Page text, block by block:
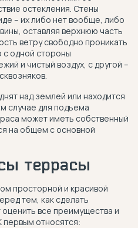
остекления. Стены
– их либо нет вообще, либо
оставляя верхнюю часть
ветру свободно проникать
с одной стороны
и чистый воздух, с другой –
над землей или находится
случае для подъема
может иметь собственный
на общем с основной
террасы
просторной и красивой
тем, как сделать
все преимущества и
первым относятся: